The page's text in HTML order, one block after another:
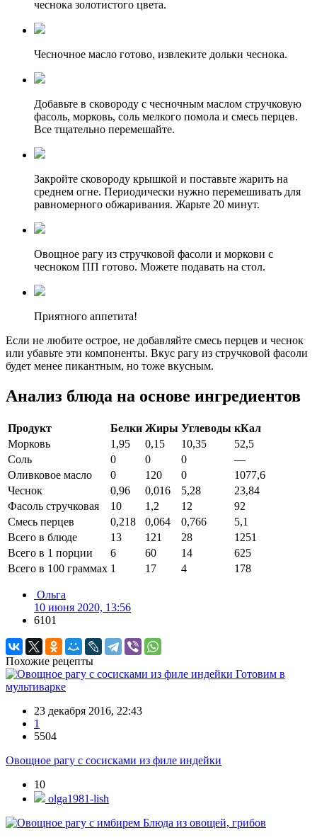
чеснока золотистого цвета.
Чесночное масло готово, извлеките дольки чеснока.
Добавьте в сковороду с чесночным маслом стручковую
фасоль, морковь, соль мелкого помола и смесь перцев.
Все тщательно перемешайте.
Закройте сковороду крышкой и поставьте жарить на
среднем огне. Периодически нужно перемешивать для
равномерного обжаривания. Жарьте 20 минут.
Овощное рагу из стручковой фасоли и моркови с
чесноком ПП готово. Можете подавать на стол.
Приятного аппетита!
Если не любите острое, не добавляйте смесь перцев и чеснок
или убавьте эти компоненты. Вкус рагу из стручковой фасоли
будет менее пикантным, но тоже вкусным.
Анализ блюда на основе ингредиентов
Продукт Белки Жиры Углеводы кКал
Морковь
1,95 0,15 10,35
52,5
Соль
0 0 0
—
Оливковое масло
0 120 0
1077,6
Чеснок
0,96 0,016 5,28
23,84
Фасоль стручковая
10 1,2 12
92
Смесь перцев
0,218 0,064 0,766
5,1
Всего в блюде
13 121 28
1251
Всего в 1 порции
6 60 14
625
Всего в 100 граммах 1 17 4 178
Ольга
10 июня 2020, 13:56
6101
Похожие рецепты
Готовим в
мультиварке
23 декабря 2016, 22:43
1
5504
Овощное рагу с сосисками из филе индейки
10
olga1981-lish
Блюда из овощей, грибов